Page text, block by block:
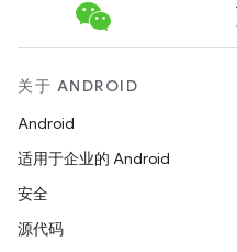
关于 ANDROID
Android
适用于企业的 Android
安全
源代码